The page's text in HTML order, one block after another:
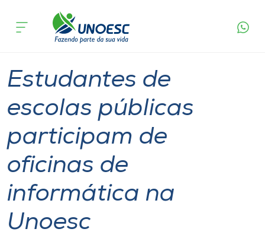
Cursos
Atendimento ao Estudante
Portal de Ensino
Unoesc
acontece
Estudantes de
escolas públicas
participam de
oficinas de
informática na
Unoesc